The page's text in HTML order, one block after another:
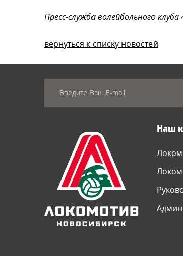
Пресс-служба волейбольного
вернуться к списку новостей
Наш